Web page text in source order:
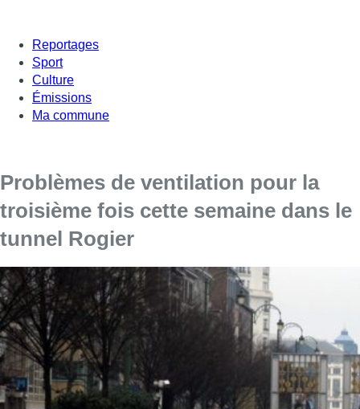
Reportages
Sport
Culture
Émissions
Ma commune
Problèmes de ventilation pour la
troisième fois cette semaine dans le
tunnel Rogier